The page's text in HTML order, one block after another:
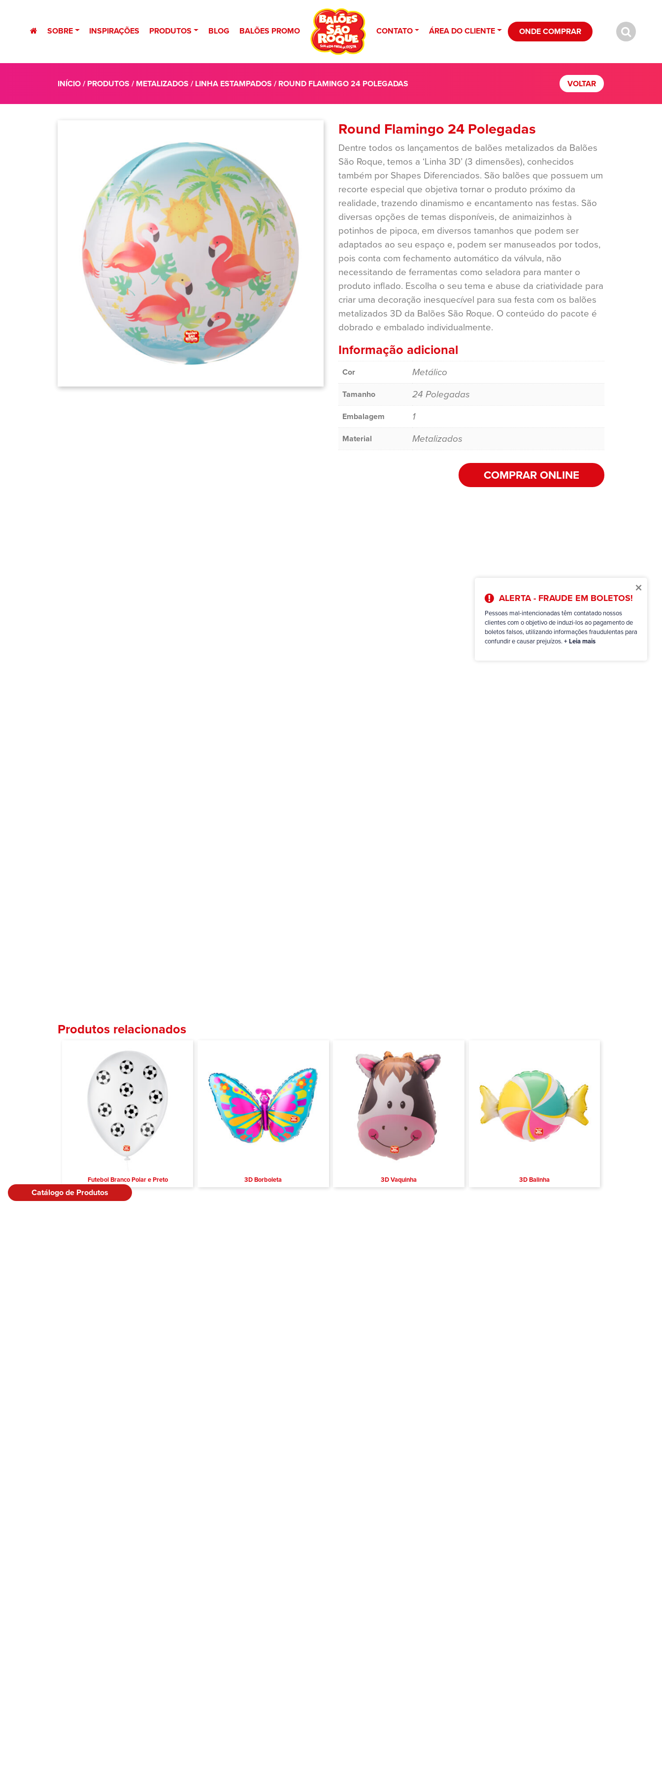
SOBRE INSPIRAÇÕES PRODUTOS BLOG BALÕES PROMO CONTATO ÁREA DO CLIENTE ONDE COMPRAR
×
ALERTA - FRAUDE EM BOLETOS!
Pessoas mal-intencionadas têm contatado nossos
clientes com o objetivo de induzi-los ao pagamento de
boletos falsos, utilizando informações fraudulentas para
confundir e causar prejuízos. + Leia mais
INÍCIO/ PRODUTOS / METALIZADOS / LINHA ESTAMPADOS / ROUND FLAMINGO 24 POLEGADAS VOLTAR
Round Flamingo 24 Polegadas
Dentre todos os lançamentos de balões metalizados da Balões
São Roque, temos a ‘Linha 3D’ (3 dimensões), conhecidos
também por Shapes Diferenciados. São balões que possuem um
recorte especial que objetiva tornar o produto próximo da
realidade, trazendo dinamismo e encantamento nas festas. São
diversas opções de temas disponíveis, de animaizinhos à
potinhos de pipoca, em diversos tamanhos que podem ser
adaptados ao seu espaço e, podem ser manuseados por todos,
pois conta com fechamento automático da válvula, não
necessitando de ferramentas como seladora para manter o
produto inflado. Escolha o seu tema e abuse da criatividade para
criar uma decoração inesquecível para sua festa com os balões
metalizados 3D da Balões São Roque. O conteúdo do pacote é
dobrado e embalado individualmente.
Informação adicional
Cor Metálico
Tamanho 24 Polegadas
Embalagem 1
Material Metalizados
COMPRAR ONLINE
Produtos relacionados
Futebol Branco Polar e Preto 3D Borboleta 3D Vaquinha 3D Balinha
Catálogo de Produtos